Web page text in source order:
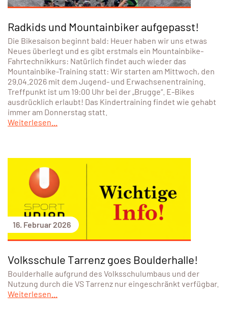
Radkids und Mountainbiker aufgepasst!
Die Bikesaison beginnt bald: Heuer haben wir uns etwas
Neues überlegt und es gibt erstmals ein Mountainbike-
Fahrtechnikkurs: Natürlich findet auch wieder das
Mountainbike-Training statt: Wir starten am Mittwoch, den
29.04.2026 mit dem Jugend- und Erwachsenentraining.
Treffpunkt ist um 19:00 Uhr bei der „Brugge“. E-Bikes
ausdrücklich erlaubt! Das Kindertraining findet wie gehabt
immer am Donnerstag statt.
Weiterlesen...
16. Februar 2026
Volksschule Tarrenz goes Boulderhalle!
Boulderhalle aufgrund des Volksschulumbaus und der
Nutzung durch die VS Tarrenz nur eingeschränkt verfügbar.
Weiterlesen...